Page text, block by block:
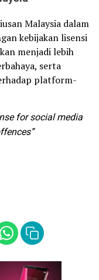
Malaysia dalam
kebijakan lisensi
menjadi lebih
serta
platform-
for social media